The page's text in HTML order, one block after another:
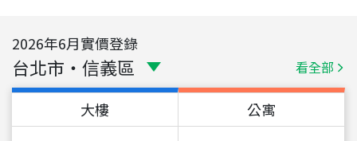
2026年6月實價登錄
台北市 ・ 信義區 看全部
大樓 公寓